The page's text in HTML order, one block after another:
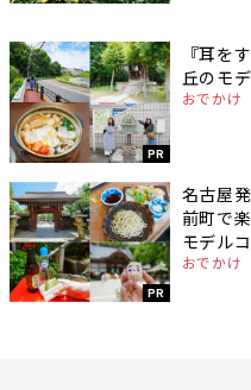
PR
『耳を
丘のモ
おでかけ
PR
名古屋
前町で
モデル
おでかけ